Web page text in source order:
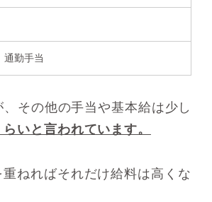
通勤手当
その他の手当や基本給は少し
いと言われています。
ねればそれだけ給料は高くな